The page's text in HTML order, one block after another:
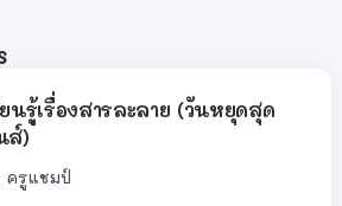
ยนรู้เรื่องสารละลาย (วันหยุดสุด
ส์)
ครูแชมป์